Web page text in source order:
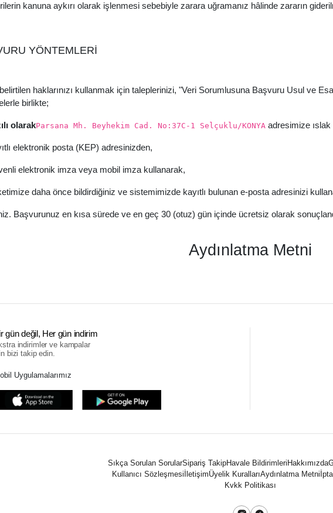
kanuna aykırı olarak işlenmesi sebebiyle zarara uğramanız hâlinde zararın
YÖNTEMLERİ
haklarınızı kullanmak için taleplerinizi, "Veri Sorumlusuna Başvuru Usul ve
birlikte;
olarakParsana Mh. Beyhekim Cad. No:37C-1 Selçuklu/KONYA adresimize ıslak
elektronik posta (KEP) adresinizden,
elektronik imza veya mobil imza kullanarak,
daha önce bildirdiğiniz ve sistemimizde kayıtlı bulunan e-posta adresinizi
Başvurunuz en kısa sürede ve en geç 30 (otuz) gün içinde ücretsiz olarak
Aydınlatma Metni
gün değil, Her gün indirim
indirimler ve kampalar
bizi takip edin.
Uygulamalarımız
Sıkça Sorulan SorularSipariş TakipHavale Bildirimleri Hakkımızda
Kullanıcı Sözleşmesi İletişimÜyelik KurallarıAydınlatma Metni
Kvkk Politikası